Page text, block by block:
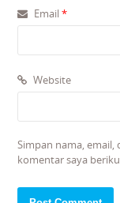
Email*
Website
Simpan nama,
komentar saya